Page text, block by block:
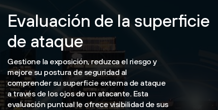
Evaluación de la superficie
de ataque
Gestione la exposición, reduzca el riesgo y
mejore su postura de seguridad al
comprender su superficie externa de ataque
a través de los ojos de un atacante. Esta
evaluación puntual le ofrece visibilidad de sus